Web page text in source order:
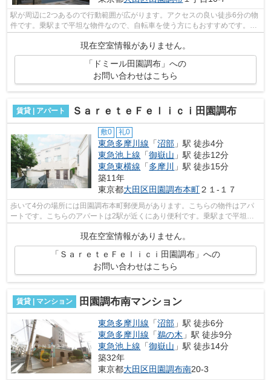
駅が周辺に2つあるので行動範囲が広がります。アクセスの良い徒歩6分の物
件です。乗駅まで平坦な物件なので、自転車を使う方にもおすすめです。こ
現在空室情報がありません。
「ドミール田園調布」への
お問い合わせはこちら
賃貸 | アパート ＳａｒｅｔｅＦｅｌｉｃｉ田園調布
敷0 礼0
東急多摩川線 「沼部 」駅 徒歩4分
東急池上線 「御嶽山 」駅 徒歩12分
東急東横線 「多摩川
」駅 徒歩15分
築11年
東京都大田区田園調布本町２１-１７
歩いて4分の場所には田園調布本町郵便局があります。こちらの物件はアパ
ートです。こちらのアパートは2駅が近くにあり便利です。乗駅まで平坦な
物件なので、自転車を使う方にもおすす...
現在空室情報がありません。
「ＳａｒｅｔｅＦｅｌｉｃｉ田園調布」への
お問い合わせはこちら
賃貸 | マンション 田園調布南マンション
東急多摩川線 「沼部 」駅 徒歩6分
東急多摩川線 「鵜の木 」駅 徒歩9分
東急池上線 「御嶽山 」駅 徒歩14分
築32年
東京都大田区田園調布南20-3